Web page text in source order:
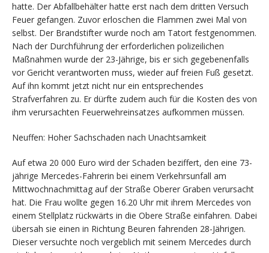
hatte. Der Abfallbehälter hatte erst nach dem dritten Versuch
Feuer gefangen. Zuvor erloschen die Flammen zwei Mal von
selbst. Der Brandstifter wurde noch am Tatort festgenommen.
Nach der Durchführung der erforderlichen polizeilichen
Maßnahmen wurde der 23-Jährige, bis er sich gegebenenfalls
vor Gericht verantworten muss, wieder auf freien Fuß gesetzt.
Auf ihn kommt jetzt nicht nur ein entsprechendes
Strafverfahren zu. Er dürfte zudem auch für die Kosten des von
ihm verursachten Feuerwehreinsatzes aufkommen müssen.
Neuffen: Hoher Sachschaden nach Unachtsamkeit
Auf etwa 20 000 Euro wird der Schaden beziffert, den eine 73-
jährige Mercedes-Fahrerin bei einem Verkehrsunfall am
Mittwochnachmittag auf der Straße Oberer Graben verursacht
hat. Die Frau wollte gegen 16.20 Uhr mit ihrem Mercedes von
einem Stellplatz rückwärts in die Obere Straße einfahren. Dabei
übersah sie einen in Richtung Beuren fahrenden 28-Jährigen.
Dieser versuchte noch vergeblich mit seinem Mercedes durch